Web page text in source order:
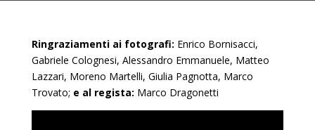
Ringraziamenti ai fotografi: Enrico Bornisacci,
Gabriele Colognesi, Alessandro Emmanuele, Matteo
Lazzari, Moreno Martelli, Giulia Pagnotta, Marco
Trovato; e al regista: Marco Dragonetti